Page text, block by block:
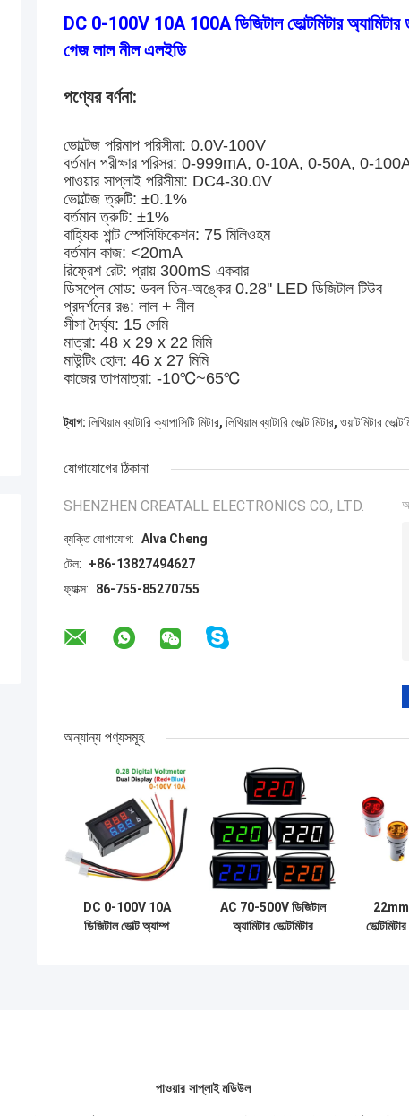
DC 0-100V 10A 100A ডিজিটাল ভোল্টমিটার অ্যামিটার
গেজ লাল নীল এলইডি
পণ্যের বর্ণনা:
ভোল্টেজ পরিমাপ পরিসীমা: 0.0V-100V
বর্তমান পরীক্ষার পরিসর: 0-999mA, 0-10A, 0-50A, 0-100A
পাওয়ার সাপ্লাই পরিসীমা: DC4-30.0V
ভোল্টেজ ত্রুটি: ±0.1%
বর্তমান ত্রুটি: ±1%
বাহ্যিক শান্ট স্পেসিফিকেশন: 75 মিলিওহম
বর্তমান কাজ: <20mA
রিফ্রেশ রেট: প্রায় 300mS একবার
ডিসপ্লে মোড: ডবল তিন-অঙ্কের 0.28'' LED ডিজিটাল টিউব
প্রদর্শনের রঙ: লাল + নীল
সীসা দৈর্ঘ্য: 15 সেমি
মাত্রা: 48 x 29 x 22 মিমি
মাউন্টিং হোল: 46 x 27 মিমি
কাজের তাপমাত্রা: -10℃~65℃
ট্যাগ: লিথিয়াম ব্যাটারি ক্যাপাসিটি মিটার, লিথিয়াম ব্যাটারি ভোল্ট মিটার, ওয়াটমিটার
যোগাযোগের ঠিকানা
SHENZHEN CREATALL ELECTRONICS CO., LTD.
ব্যক্তি যোগাযোগ: Alva Cheng
টেল:
+86-13827494627
ফ্যাক্স:
86-755-85270755
অন্যান্য পণ্যসমূহ
DC 0-100V 10A
ডিজিটাল ভোল্ট অ্যাম্প
AC 70-500V ডিজিটাল
অ্যামিটার ভোল্টমিটার
22mm
পাওয়ার সাপ্লাই মডিউল